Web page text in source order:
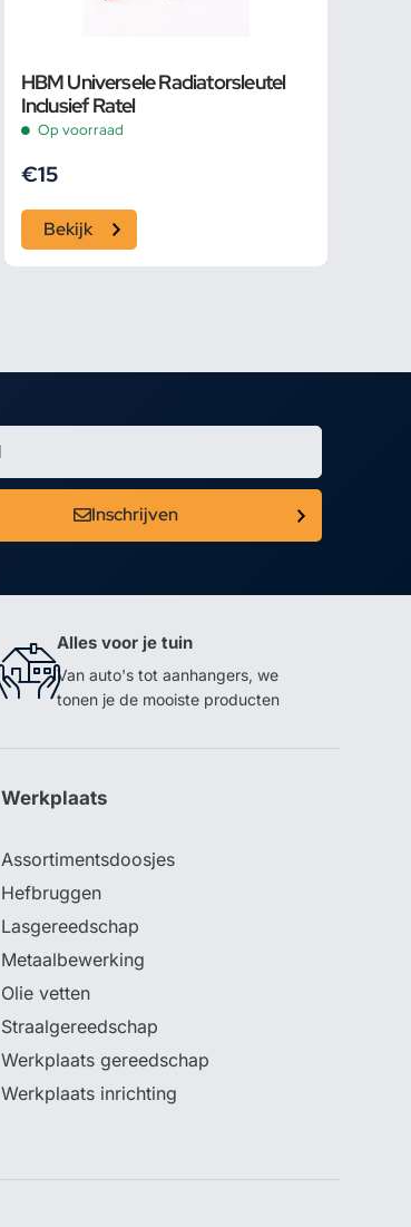
HBM Universele Radiatorsleutel
Inclusief Ratel
Op voorraad
€15
Bekijk
Inschrijven
Alles voor je tuin
Van auto's tot aanhangers, we
tonen je de mooiste producten
Werkplaats
Assortimentsdoosjes
Hefbruggen
Lasgereedschap
Metaalbewerking
Olie vetten
Straalgereedschap
Werkplaats gereedschap
Werkplaats inrichting